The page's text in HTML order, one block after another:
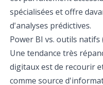
spécialisées et offre
d'analyses prédictives.
Power BI vs. outils natifs
Une tendance très
digitaux est de recourir
comme source